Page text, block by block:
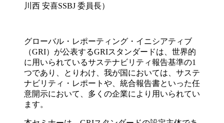
川西 安喜SSBJ 委員長）
グローバル・レポーティング・イニシアティブ
（GRI）が公表するGRIスタンダードは、世界的
に用いられているサステナビリティ報告基準の1
つであり、とりわけ、我が国においては、サステ
ナビリティ・レポートや、統合報告書といった任
意開示において、多くの企業により用いられてい
ます。